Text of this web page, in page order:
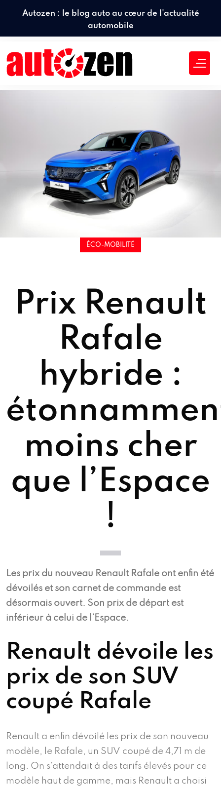
Autozen : le blog auto au cœur de l'actualité
automobile
ÉCO-MOBILITÉ
Prix Renault
Rafale
hybride :
moins cher
que l’Espace
!
Les prix du nouveau Renault Rafale ont enfin été
dévoilés et son carnet de commande est
désormais ouvert. Son prix de départ est
inférieur à celui de l’Espace.
Renault dévoile les
prix de son SUV
coupé Rafale
Renault a enfin dévoilé les prix de son nouveau
modèle, le Rafale, un SUV coupé de 4,71 m de
long. On s’attendait à des tarifs élevés pour ce
modèle haut de gamme, mais Renault a choisi